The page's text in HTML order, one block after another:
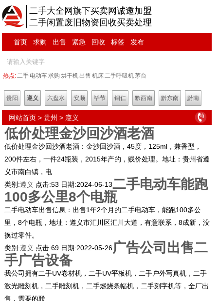
二手大全网旗下买卖网诚邀加盟
二手闲置废旧物资回收买卖处理
首页 求购 出售 紧急 回收 标签 发布
热点:二手 电动车求购 烘干机出售 机床二手呼吸机茅台
贵阳 遵义 六盘水 安顺 毕节 铜仁 黔西南 黔东南 黔南
网站首页 >贵州 >遵义
低价处理金沙回沙酒老酒
低价处理金沙回沙酒老酒：金沙回沙酒，45度，125ml，兼香型，
200件左右，一件24瓶装，2015年产的，贱价处理。地址：贵州省遵
义市南白镇，电
类别:遵义 点击:53 日期:2024-06-13二手电动车能跑
100多公里8个电瓶
二手电动车出售信息：出售1年2个月的二手电动车，能跑100多公
里，8个电瓶，地址：遵义市汇川区汇川大道，有意联系，8成新，没
换过零件。
类别:遵义 点击:69 日期:2022-05-26广告公司出售二
手广告设备
我公司拥有二手UV卷材机，二手UV平板机，二手户外写真机，二手
激光雕刻机，二手雕刻机，二手燃烧条幅机，二手刻字机等，全厂出
售，需要的联